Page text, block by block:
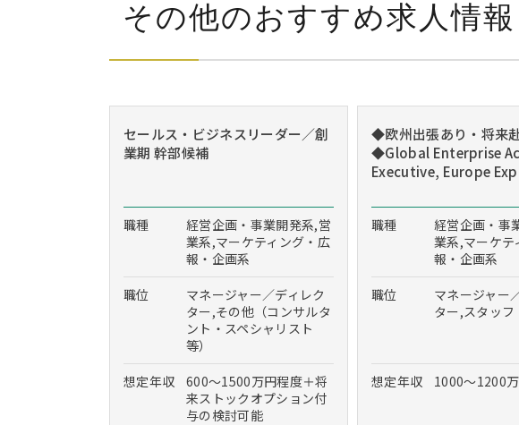
その他のおすすめ求人情報
セールス・ビジネスリーダー／創
業期 幹部候補
職種
経営企画・事業開発系,営
業系,マーケティング・広
報・企画系
職位
マネージャー／ディレク
ター,その他（コンサルタ
ント・スペシャリスト
等）
想定年収
600～1500万円程度＋将
来ストックオプション付
与の検討可能
◆欧州出張あり・将来
◆Global Enterprise
Executive, Europe
職種
経営企画・事
業系,マーケテ
報・企画系
職位
マネージャー
ター,スタッフ
想定年収 1000～1200